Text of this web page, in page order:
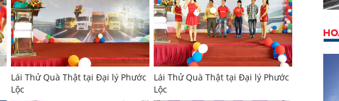
Lái Thử Quà Thật tại Đại lý Phước
Lộc
Lái Thử Quà Thật tại Đại lý Phước
Lộc